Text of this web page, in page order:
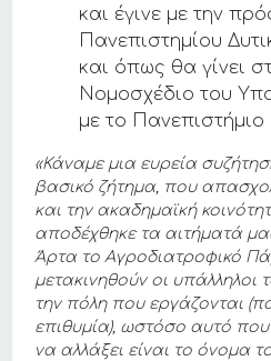
και έγινε με την
Πανεπιστημίου
και όπως θα γίνει
Νομοσχέδιο του
με το
«Κάναμε μια ευρεία
βασικό ζήτημα, που
και την ακαδημαϊκή
αποδέχθηκε τα αιτήματά
Άρτα το Αγροδιατροφικό
μετακινηθούν οι
την πόλη που εργάζονται
επιθυμία), ωστόσο αυτό
να αλλάξει είναι το όνομα